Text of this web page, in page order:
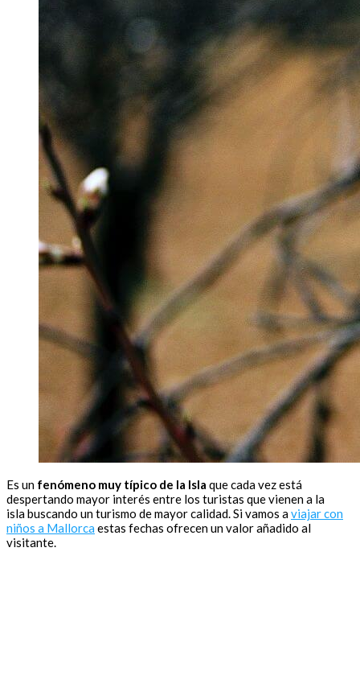
Es un fenómeno muy típico de la Isla que cada vez está
despertando mayor interés entre los turistas que vienen a la
isla buscando un turismo de mayor calidad. Si vamos aviajar con
niños a Mallorca estas fechas ofrecen un valor añadido al
visitante.